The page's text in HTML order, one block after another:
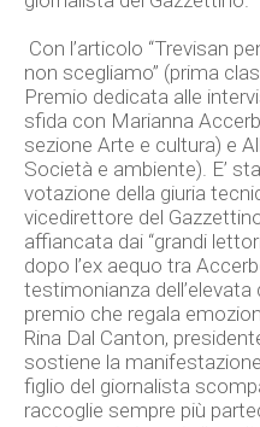
Con l’articolo “Trevisan
non scegliamo” (prima
Premio dedicata alle
sfida con Marianna
sezione Arte e cultura) e
Società e ambiente). E’
votazione della giuria
vicedirettore del
affiancata dai “grandi
dopo l’ex aequo tra
testimonianza dell’elevata
premio che regala
Rina Dal Canton,
sostiene la
figlio del giornalista
raccoglie sempre più